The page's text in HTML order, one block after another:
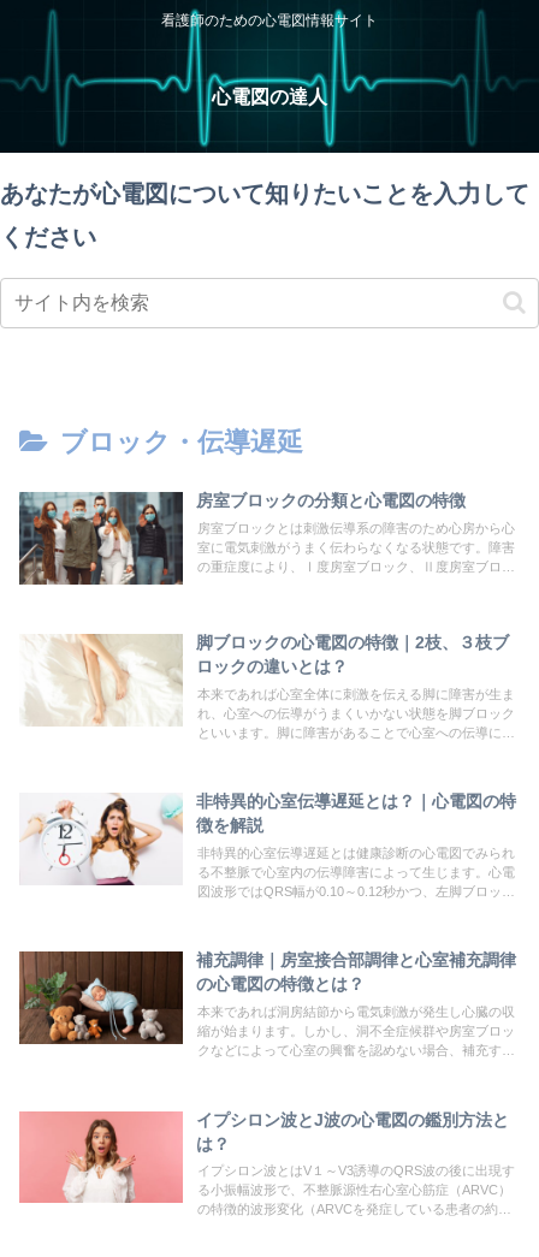
看護師のための心電図情報サイト
心電図の達人
あなたが心電図について知りたいことを入力して
ください
ブロック・伝導遅延
房室ブロックの分類と心電図の特徴
房室ブロックとは刺激伝導系の障害のため心房から心
室に電気刺激がうまく伝わらなくなる状態です。障害
の重症度により、Ⅰ度房室ブロック、Ⅱ度房室ブロッ
脚ブロックの心電図の特徴｜2枝、３枝ブ
ロックの違いとは？
本来であれば心室全体に刺激を伝える脚に障害が生ま
れ、心室への伝導がうまくいかない状態を脚ブロック
といいます。脚に障害があることで心室への伝導に時
完全脚ブロックといい、0.12秒未満のものを不完全脚
ブロックといいます。
非特異的心室伝導遅延とは？｜心電図の特
徴を解説
非特異的心室伝導遅延とは健康診断の心電図でみられ
る不整脈で心室内の伝導障害によって生じます。心電
図波形ではQRS幅が0.10～0.12秒かつ、左脚ブロッ
行っている若年層に多い心電図波形となります。。
補充調律｜房室接合部調律と心室補充調律
の心電図の特徴とは？
本来であれば洞房結節から電気刺激が発生し心臓の収
縮が始まります。しかし、洞不全症候群や房室ブロッ
クなどによって心室の興奮を認めない場合、補充する
種類が代表的な補充調律と言われています。
イプシロン波とJ波の心電図の鑑別方法と
は？
イプシロン波とはV１～V3誘導のQRS波の後に出現す
る小振幅波形で、不整脈源性右心室心筋症（ARVC）
の特徴的波形変化（ARVCを発症している患者の約